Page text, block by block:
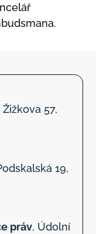
Žižkova 57,
19,
práv, Údolní